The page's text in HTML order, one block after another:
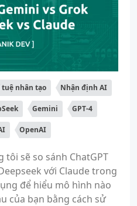
tuệ nhân tạo Nhận định AI
Gemini GPT-4
OpenAI
tôi sẽ so sánh ChatGPT
với Claude trong
để hiểu mô hình nào
của bạn bằng cách sử